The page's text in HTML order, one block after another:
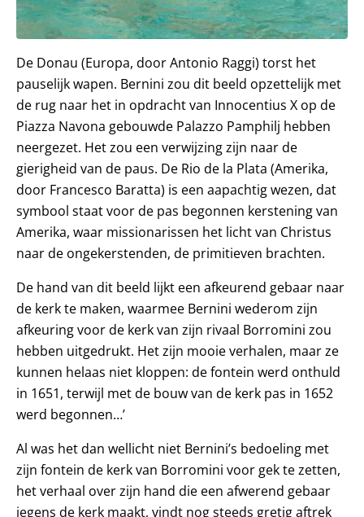
De Donau (Europa, door Antonio Raggi) torst het
pauselijk wapen. Bernini zou dit beeld opzettelijk met
de rug naar het in opdracht van Innocentius X op de
Piazza Navona gebouwde Palazzo Pamphilj hebben
neergezet. Het zou een verwijzing zijn naar de
gierigheid van de paus. De Rio de la Plata (Amerika,
door Francesco Baratta) is een aapachtig wezen, dat
symbool staat voor de pas begonnen kerstening van
Amerika, waar missionarissen het licht van Christus
naar de ongekerstenden, de primitieven brachten.
De hand van dit beeld lijkt een afkeurend gebaar naar
de kerk te maken, waarmee Bernini wederom zijn
afkeuring voor de kerk van zijn rivaal Borromini zou
hebben uitgedrukt. Het zijn mooie verhalen, maar ze
kunnen helaas niet kloppen: de fontein werd onthuld
in 1651, terwijl met de bouw van de kerk pas in 1652
werd begonnen…’
Al was het dan wellicht niet Bernini’s bedoeling met
zijn fontein de kerk van Borromini voor gek te zetten,
het verhaal over zijn hand die een afwerend gebaar
jegens de kerk maakt, vindt nog steeds gretig aftrek